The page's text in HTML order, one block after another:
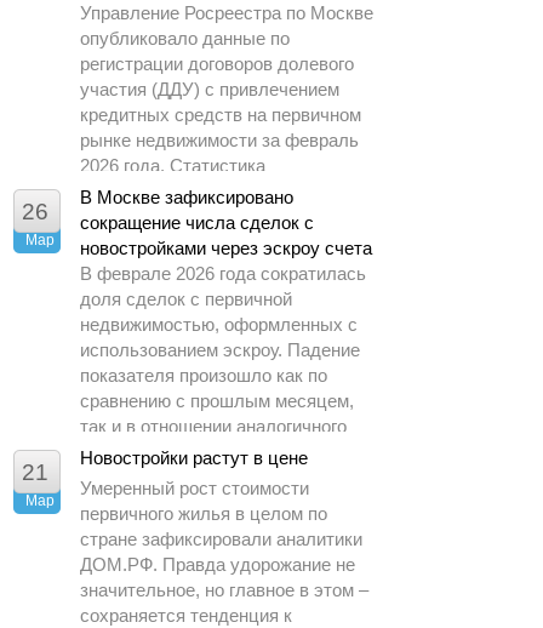
Управление Росреестра по Москве
опубликовало данные по
регистрации договоров долевого
участия (ДДУ) с привлечением
кредитных средств на первичном
рынке недвижимости за февраль
2026 года. Статистика
демонстрирует заметное
охлаждение спроса по сравнению
с предыдущими периодами.
26
Мар
В Москве зафиксировано
сокращение числа сделок с
новостройками через эскроу счета
В феврале 2026 года сократилась
доля сделок с первичной
недвижимостью, оформленных с
использованием эскроу. Падение
показателя произошло как по
сравнению с прошлым месяцем,
так и в отношении аналогичного
периода 2025 года.
21
Мар
Новостройки растут в цене
Умеренный рост стоимости
первичного жилья в целом по
стране зафиксировали аналитики
ДОМ.РФ. Правда удорожание не
значительное, но главное в этом –
сохраняется тенденция к